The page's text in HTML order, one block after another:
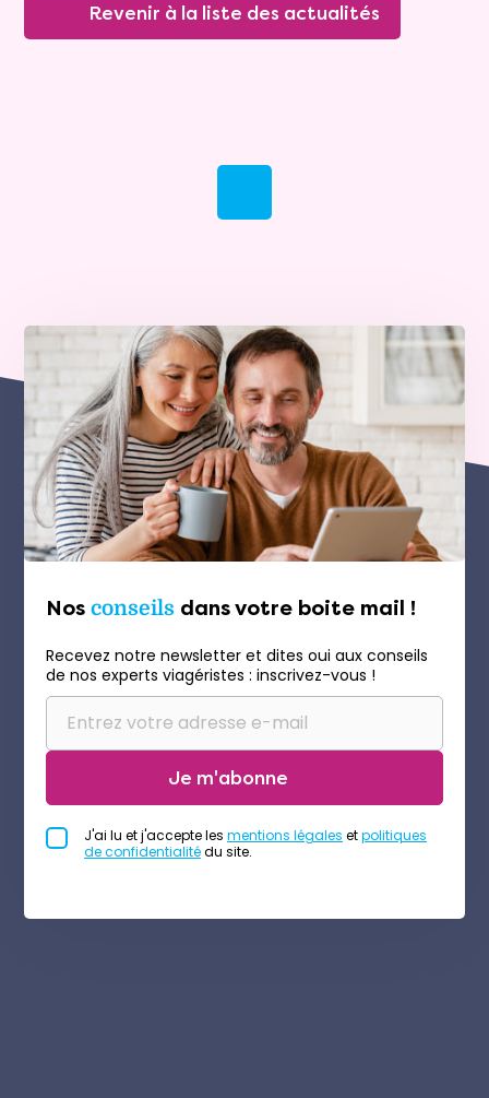
Revenir à la liste des actualités
Nos conseils dans votre boite mail !
Recevez notre newsletter et dites oui aux conseils
de nos experts viagéristes : inscrivez-vous !
Je m'abonne
J'ai lu et j'accepte les mentions légales etpolitiques
de confidentialitédu site.